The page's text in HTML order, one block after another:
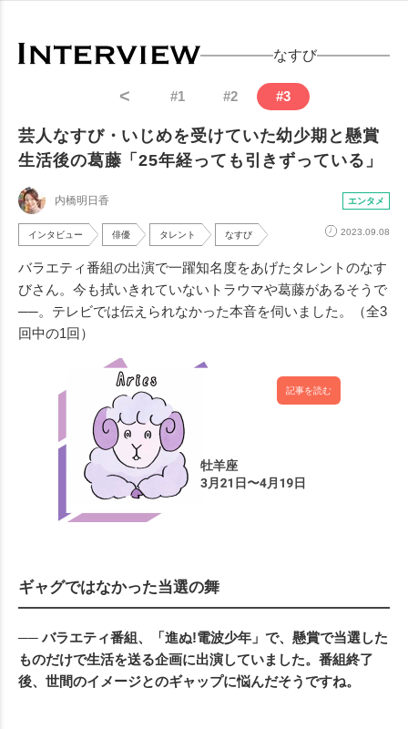
なすび
< #1 #2 #3
芸人なすび・いじめを受けていた幼少期と懸賞
生活後の葛藤「25年経っても引きずっている」
内橋明日香 エンタメ
インタビュー 俳優 タレント なすび 2023.09.08
バラエティ番組の出演で一躍知名度をあげたタレントのなす
びさん。今も拭いきれていないトラウマや葛藤があるそうで
──。テレビでは伝えられなかった本音を伺いました。（全3
回中の1回）
記事を読む
ギャグではなかった当選の舞
── バラエティ番組、「進ぬ!電波少年」で、懸賞で当選した
ものだけで生活を送る企画に出演していました。番組終了
後、世間のイメージとのギャップに悩んだそうですね。